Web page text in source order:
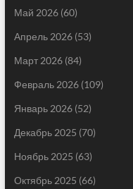
Май 2026(60)
Апрель 2026(53)
Март 2026(84)
Февраль 2026(109)
Январь 2026(52)
Декабрь 2025 (70)
Ноябрь 2025 (63)
Октябрь 2025 (66)